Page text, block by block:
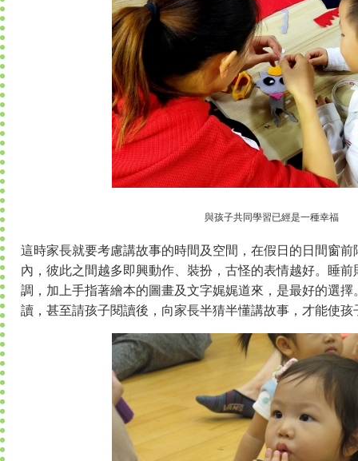
與孩子共同學習已經是一種幸福
這時家長就要考慮講故事的時間及空間，在假日的日間窗
內，彼此之間越多即興動作、裝扮，古怪的表情越好。睡
調，加上手指著繪本的圖畫及文字娓娓道來，是最好的選
讀，甚至請孩子閱讀後，向家長半猜半懂講故事，才能使